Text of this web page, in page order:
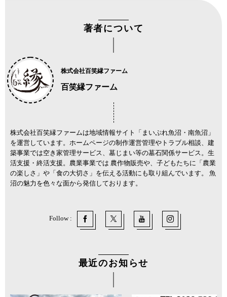
著者について
株式会社百笑縁ファーム
百笑縁ファーム
株式会社百笑縁ファームは地域情報サイト「まいぷれ魚沼・南魚沼」
を運営しています。ホームページの制作運営管理やトラブル相談、建
築事業では空き家管理サービス、墓じまい等の墓石関係サービス。生
活支援・終活支援。農業事業では 農作物販売や、子どもたちに「農業
の楽しさ」や「食の大切さ」を伝える活動にも取り組んでいます。 魚
沼の魅力を色々な面から発信しております。
Follow :
最近のお知らせ